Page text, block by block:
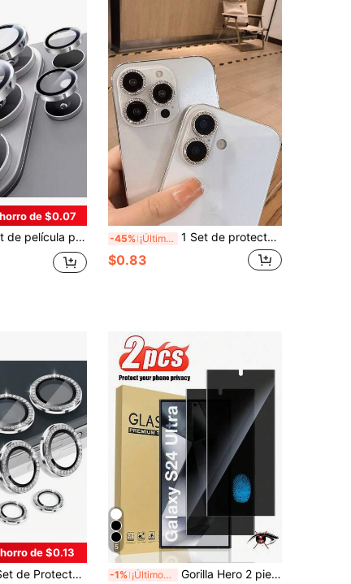
de $0.07
para Samsung Galaxy S26 Ultra/S25/S24/S23/S22 Ultra Plus FE /A05S/A06/A14/A15/A16/A24/A25/A34/A35/A37/A54/A55/A57, con diseño de anillo de metal independiente, resistente a los arañazos, ultra claro HD y vidrio templado con adhesivo fuerte, regalo de Pascua -45% ¡Últimos 2 días 1 Set de protector de lente de cámara con anillo de metal brillante con rhinestone y película anti-arañazos de dureza 9H, accesorio de moda, estuche protector humanizado, a prueba de agua, a prueba de golpes, anti-caída, anti-huellas dactilares de cobertura completa
$0.83
de $0.13
9D, con cubierta de anillo para el dedo, vidrio templado resistente a los arañazos, protege la cámara, resistente al desgaste, diamantes antideslizantes, alta claridad y transparencia, resistente al agua, a prueba de golpes, anti-caída, anti-huellas dactilares de cobertura completa
5
-1% ¡Últimos 3 días Gorilla Hero 2 piezas, Soporta desbloqueo rápido con huella dactilar, Protector de pantalla de privacidad, Alta claridad, Impermeable, Resistente a caídas, Resistente a arañazos, Resistente a huellas dactilares, Fácil instalación, Superficie brillante, Compatible con Samsung Galaxy S20EF/S21EF/S23EF/S9/S10/S20/S21/S22/S23/S24/S25/S26/S26+/S26 Ultra y otras series.